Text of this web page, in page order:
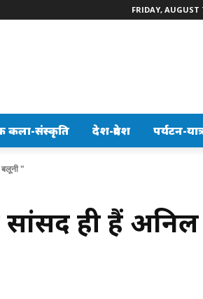
FRIDAY, AUGUST
कला-संस्कृति देश-प्रदेश पर्यटन-
बलूनी "
सांसद ही हैं